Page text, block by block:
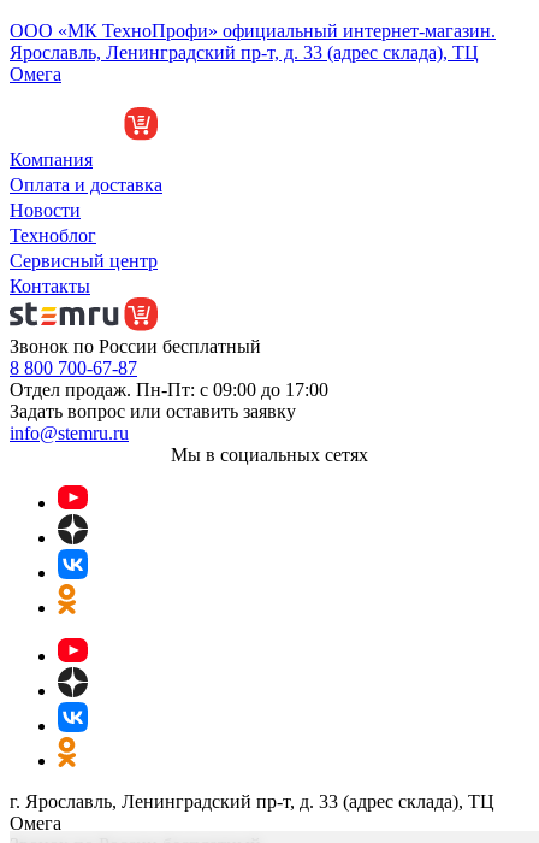
ООО «МК ТехноПрофи» официальный интернет-магазин.
Ярославль, Ленинградский пр-т, д. 33 (адрес склада), ТЦ
Омега
Компания
Оплата и доставка
Новости
Техноблог
Сервисный центр
Контакты
Звонок по России бесплатный
8 800 700-67-87
Отдел продаж. Пн-Пт: с 09:00 до 17:00
Задать вопрос или оставить заявку
info@stemru.ru
Мы в социальных сетях
г. Ярославль, Ленинградский пр-т, д. 33 (адрес склада), ТЦ
Омега